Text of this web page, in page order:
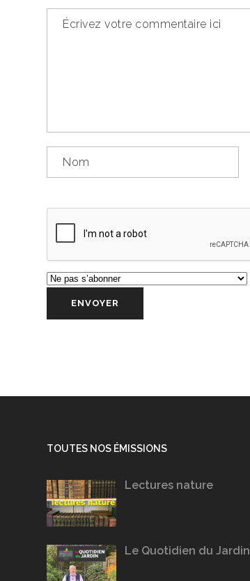
TOUTES NOS ÉMISSIONS
Lectures nature
Le Quotidien du Jardin